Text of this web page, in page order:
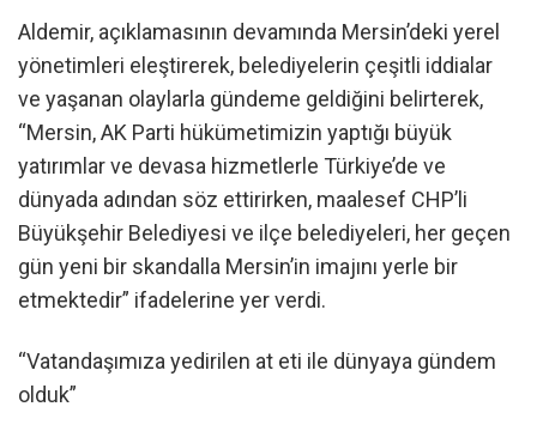
Aldemir, açıklamasının devamında Mersin’deki yerel
yönetimleri eleştirerek, belediyelerin çeşitli iddialar
ve yaşanan olaylarla gündeme geldiğini belirterek,
“Mersin, AK Parti hükümetimizin yaptığı büyük
yatırımlar ve devasa hizmetlerle Türkiye’de ve
dünyada adından söz ettirirken, maalesef CHP’li
Büyükşehir Belediyesi ve ilçe belediyeleri, her geçen
gün yeni bir skandalla Mersin’in imajını yerle bir
etmektedir” ifadelerine yer verdi.
“Vatandaşımıza yedirilen at eti ile dünyaya gündem
olduk”